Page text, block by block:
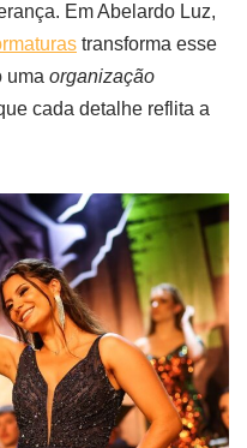
Em Abelardo Luz,
transforma esse
uma organização
cada detalhe reflita a